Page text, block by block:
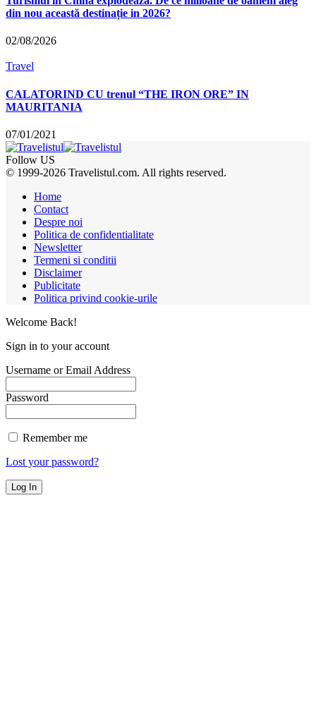
din nou această destinație in 2026?
02/08/2026
Travel
CALATORIND CU trenul “THE IRON ORE” IN
MAURITANIA
07/01/2021
Follow US
© 1999-2026 Travelistul.com. All rights reserved.
Home
Contact
Despre noi
Politica de confidentialitate
Newsletter
Termeni si conditii
Disclaimer
Publicitate
Politica privind cookie-urile
Welcome Back!
Sign in to your account
Username or Email Address
Password
Remember me
Lost your password?